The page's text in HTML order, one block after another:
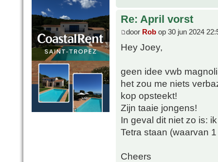
Re: April vorst
door Rob op 30 jun 2024
Hey Joey,
geen idee vwb
het zou me niets
kop opsteekt!
Zijn taaie jongens!
In geval dit niet zo is:
Tetra staan (waarvan
Cheers